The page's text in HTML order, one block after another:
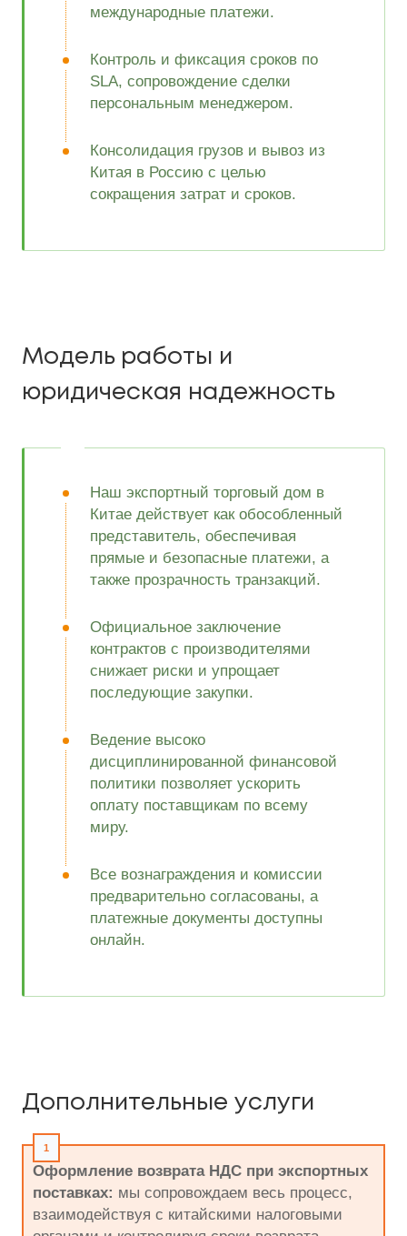
международные платежи.
Контроль и фиксация сроков по
SLA, сопровождение сделки
персональным менеджером.
Консолидация грузов и вывоз из
Китая в Россию с целью
сокращения затрат и сроков.
Модель работы и
юридическая надежность
Наш экспортный торговый дом в
Китае действует как обособленный
представитель, обеспечивая
прямые и безопасные платежи, а
также прозрачность транзакций.
Официальное заключение
контрактов с производителями
снижает риски и упрощает
последующие закупки.
Ведение высоко
дисциплинированной финансовой
политики позволяет ускорить
оплату поставщикам по всему
миру.
Все вознаграждения и комиссии
предварительно согласованы, а
платежные документы доступны
онлайн.
Дополнительные услуги
Оформление возврата НДС при экспортных
поставках: мы сопровождаем весь процесс,
взаимодействуя с китайскими налоговыми